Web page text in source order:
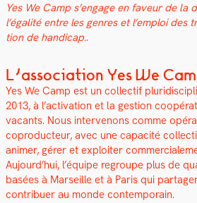
Yes We Camp s’engage en faveur de la
l’égalité entre les gen­res et l’emploi des
tion de hand­i­cap..
L’association Yes We
Yes We Camp est un col­lec­tif
2013, à l’activation et la ges­tion
vacants. Nous inter­venons comme
copro­duc­teur, avec une capac­ité
ani­mer, gér­er et exploiter
Aujourd’hui, l’équipe regroupe plus de
basées à Mar­seille et à Paris qui
con­tribuer au monde con­tem­po­rain.